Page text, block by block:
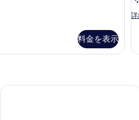
料金を表示
詳
ビンタン バリ リゾート